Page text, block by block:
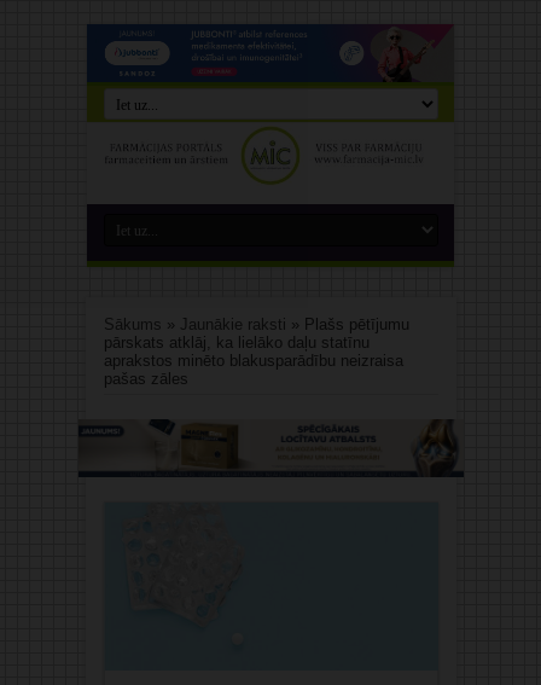
Sākums » Jaunākie raksti » Plašs pētījumu
pārskats atklāj, ka lielāko daļu statīnu
aprakstos minēto blakusparādību neizraisa
pašas zāles